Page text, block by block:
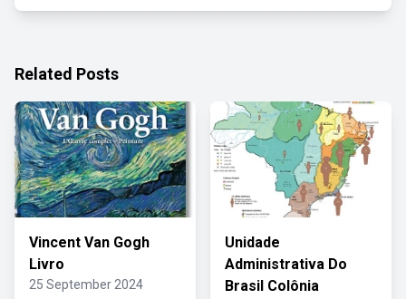
Related Posts
Vincent Van Gogh
Livro
25 September 2024
Unidade
Administrativa Do
Brasil Colônia